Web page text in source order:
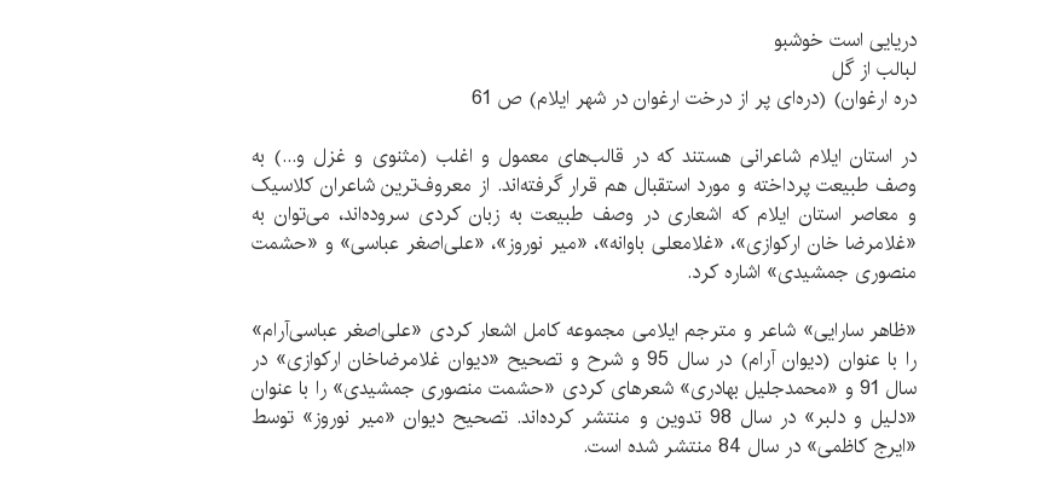
دریایی است خوشبو
لبالب از گل
دره ارغوان) (دره‌ای پر از درخت ارغوان در شهر ایلام) ص 61
در استان ایلام شاعرانی هستند که در قالب‌های معمول و اغلب (مثنوی و غزل و...) به
وصف طبیعت پرداخته‌ و مورد استقبال هم قرار گرفته‌اند. از معروف‌ترین شاعران کلاسیک
و معاصر استان ایلام که اشعاری در وصف طبیعت به زبان کردی سروده‌اند، می‌توان‌ به
«غلامرضا خان‌ ارکوازی»، «غلامعلی‌ باوانه»، «میر نوروز»، «علی‌اصغر عباسی» و «حشمت
منصوری جمشیدی» اشاره کرد.
«ظاهر سارایی» شاعر و مترجم ایلامی مجموعه کامل اشعار کردی «علی‌اصغر عباسی‌آرام»
را با عنوان (دیوان آرام) در سال 95 و شرح و تصحیح «دیوان غلامرضاخان ارکوازی» در
سال 91 و «محمدجلیل بهادری» شعرهای کردی «حشمت منصوری‌ جمشیدی» را با عنوان
«دلیل و دلبر» در سال 98 تدوین و منتشر کرده‌اند. تصحیح دیوان «میر نوروز» توسط
«ایرج کاظمی» در سال 84 منتشر شده است.